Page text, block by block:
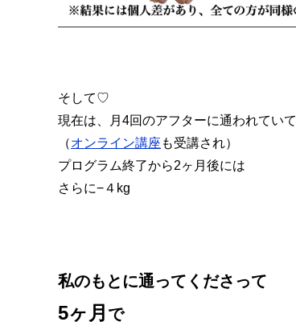
そして♡
現在は、月4回のアフターに通われていて
（オンライン講座 も受講され）
プログラム終了から2ヶ月後には
さらに−４kg
私のもとに通ってくださって
5ヶ月 で